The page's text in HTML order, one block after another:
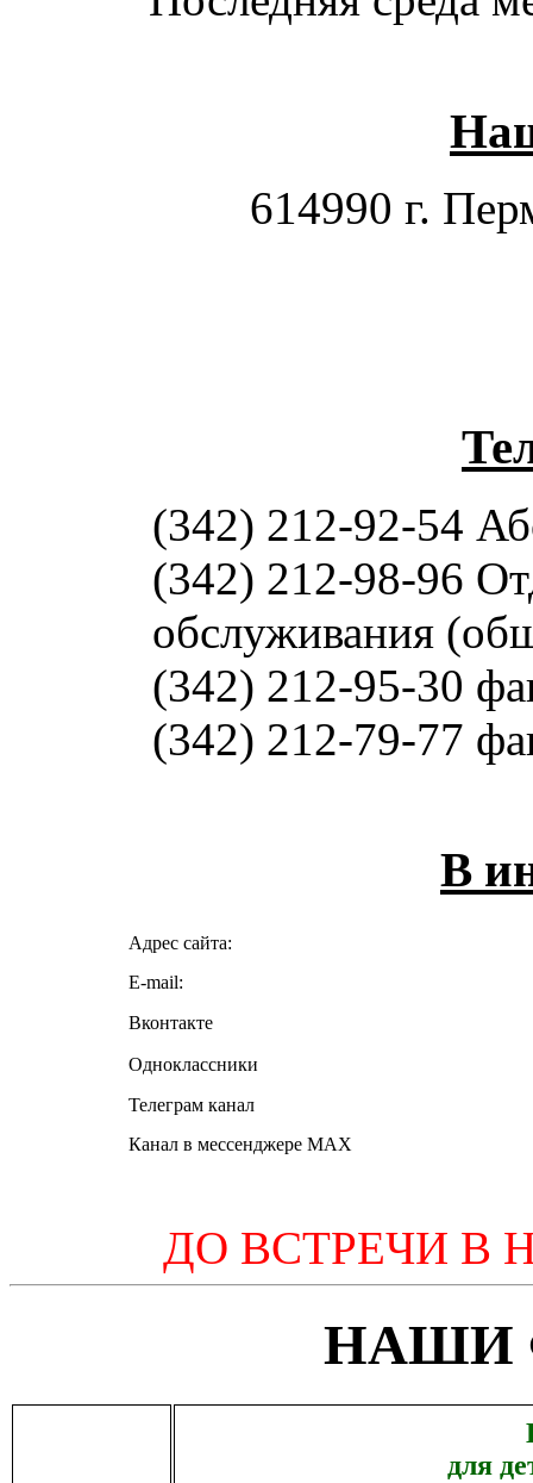
614990 г.
(342) 212-92-54
(342) 212-98-96
обслуживания
(342) 212-95-30
(342) 212-79-77
В
Адрес сайта:
E-mail:
Вконтакте
Одноклассники
Телеграм канал
Канал в мессенджере MAX
ДО ВСТРЕЧИ В
НАШИ
для